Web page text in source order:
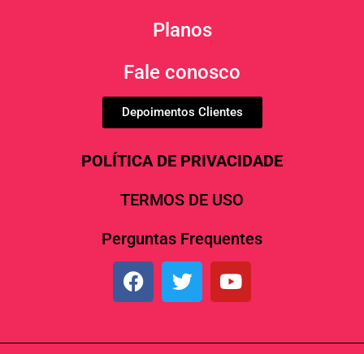
Planos
Fale conosco
Depoimentos Clientes
POLÍTICA DE PRIVACIDADE
TERMOS DE USO
Perguntas Frequentes